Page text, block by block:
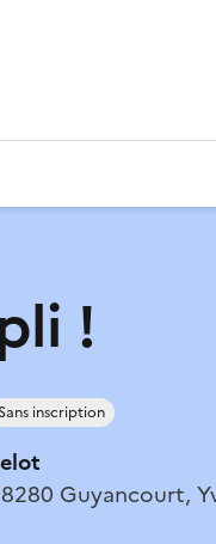
!
Sans inscription
Guyancourt,